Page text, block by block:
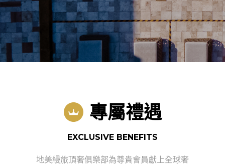
專屬禮遇
EXCLUSIVE BENEFITS
地美縵旅頂奢俱樂部為尊貴會員獻上全球奢